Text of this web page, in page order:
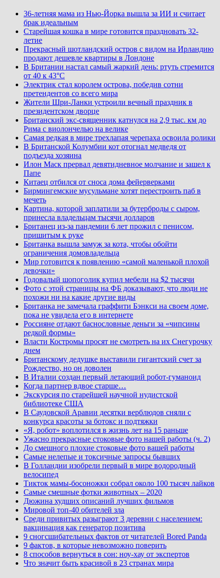
36-летняя мама из Нью-Йорка вышла за ИИ и считает
брак идеальным
Старейшая кошка в мире готовится праздновать 32-
летие
Прекрасный шотландский остров с видом на Ирландию
продают дешевле квартиры в Лондоне
В Британии настал самый жаркий день: ртуть стремится
от 40 к 43°C
Электрик стал королем острова, победив сотни
претендентов со всего мира
Жители Шри-Ланки устроили вечный праздник в
президентском дворце
Британский экс-священник катнулся на 2,9 тыс. км до
Рима с виолончелью на велике
Самая редкая в мире трехлапая черепаха освоила ролики
В Британской Колумбии кот отогнал медведя от
подъезда хозяина
Илон Маск прервал девятидневное молчание и зашел к
Папе
Китаец отбился от сноса дома фейерверками
Бирмингемские мусульмане хотят перестроить паб в
мечеть
Картина, которой заплатили за бутерброды с сыром,
принесла владельцам тысячи долларов
Британец из-за пандемии 6 лет прожил с пенисом,
пришитым к руке
Британка вышла замуж за кота, чтобы обойти
ограничения домовладельца
Мир готовится к появлению «самой маленькой плохой
девочки»
Годовалый шопоголик купил мебели на $2 тысячи
Фото с этой страницы на ФБ доказывают, что люди не
похожи ни на какие другие виды
Британка не замечала граффити Бэнкси на своем доме,
пока не увидела его в интернете
Россияне отдают баснословные деньги за «чипсины
редкой формы»
Власти Костромы просят не смотреть на их Снегурочку
днем
Британскому дедушке выставили гигантский счет за
Рождество, но он доволен
В Италии создан первый летающий робот-гуманоид
Когда партнер вдвое старше…
Экскурсия по старейшей научной нудистской
библиотеке США
В Саудовской Аравии десятки верблюдов сняли с
конкурса красоты за ботокс и подтяжки
«Я, робот» воплотился в жизнь лет на 15 раньше
Ужасно прекрасные стоковые фото нашей работы (ч. 2)
До смешного плохие стоковые фото вашей работы
Самые нелепые и токсичные запросы бывших
В Голландии изобрели первый в мире водородный
велосипед
Тикток мамы-босоножки собрал около 100 тысяч лайков
Самые смешные фотки животных – 2020
Дюжина худших описаний лучших фильмов
Мировой топ-40 обителей зла
Среди привитых разыграют 3 деревни с населением:
вакцинация как генератор позитива
9 сногсшибательных фактов от читателей Bored Panda
9 фактов, в которые невозможно поверить
8 способов вернуться в сон: ноу-хау от экспертов
Что значит быть красивой в 23 странах мира